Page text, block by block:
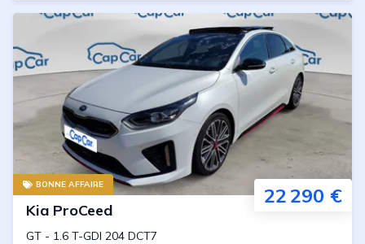
BONNE AFFAIRE 22 290 €
Kia ProCeed
GT - 1.6 T-GDI 204 DCT7